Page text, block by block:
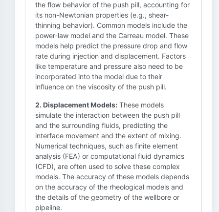
the flow behavior of the push pill, accounting for
its non-Newtonian properties (e.g., shear-
thinning behavior). Common models include the
power-law model and the Carreau model. These
models help predict the pressure drop and flow
rate during injection and displacement. Factors
like temperature and pressure also need to be
incorporated into the model due to their
influence on the viscosity of the push pill.
2. Displacement Models: These models
simulate the interaction between the push pill
and the surrounding fluids, predicting the
interface movement and the extent of mixing.
Numerical techniques, such as finite element
analysis (FEA) or computational fluid dynamics
(CFD), are often used to solve these complex
models. The accuracy of these models depends
on the accuracy of the rheological models and
the details of the geometry of the wellbore or
pipeline.